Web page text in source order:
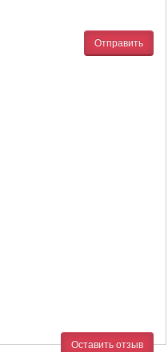
Отправить
Оставить отзыв